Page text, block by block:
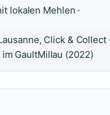
lokalen Mehlen ·
Click & Collect
GaultMillau (2022)